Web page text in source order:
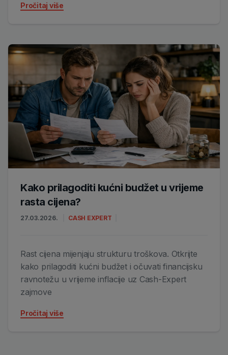
Pročitaj više
Kako prilagoditi kućni budžet u vrijeme
rasta cijena?
27.03.2026. CASH EXPERT
Rast cijena mijenjaju strukturu troškova. Otkrijte
kako prilagoditi kućni budžet i očuvati financijsku
ravnotežu u vrijeme inflacije uz Cash-Expert
zajmove
Pročitaj više